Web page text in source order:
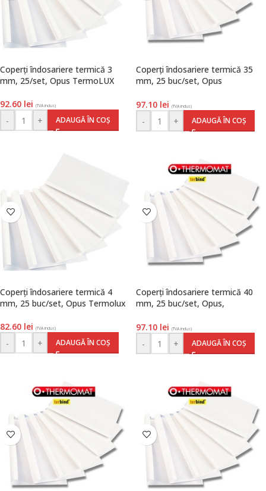
Coperți îndosariere termică 3
mm, 25/set, Opus TermoLUX
92.60 lei (TVA inclus)
- + ADAUGĂ ÎN COȘ
Coperți îndosariere termică 35
mm, 25 buc/set, Opus
97.10 lei (TVA inclus)
- + ADAUGĂ ÎN COȘ
Coperți îndosariere termică 4
mm, 25 buc/set, Opus Termolux
82.60 lei (TVA inclus)
- + ADAUGĂ ÎN COȘ
Coperți îndosariere termică 40
mm, 25 buc/set, Opus,
97.10 lei (TVA inclus)
- + ADAUGĂ ÎN COȘ